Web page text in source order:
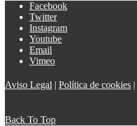
Facebook
Twitter
Instagram
Youtube
Email
Vimeo
Aviso Legal | Política de cookies |
Back To Top